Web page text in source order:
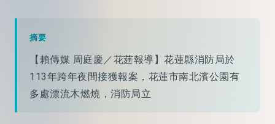
摘要
【賴傳媒 周庭慶／花莛報導】花蓮縣消防局於
113年跨年夜間接獲報案，花蓮市南北濱公園有
多處漂流木燃燒，消防局立